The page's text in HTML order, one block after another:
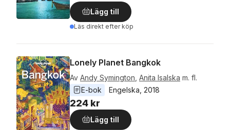
Lägg till
Läs direkt efter köp
Lonely Planet Bangkok
Av Andy Symington Anita Isalska m. fl.
E-bok
Engelska 2018
224 kr
Lägg till